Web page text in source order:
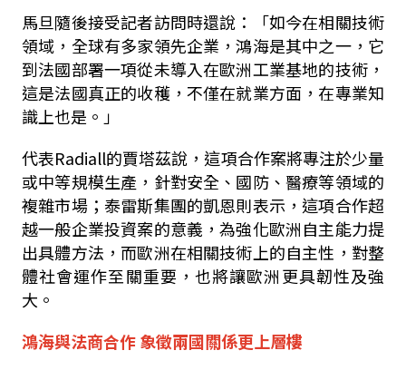
馬旦隨後接受記者訪問時還說：「如今在相關技術
領域，全球有多家領先企業，鴻海是其中之一，它
到法國部署一項從未導入在歐洲工業基地的技術，
這是法國真正的收穫，不僅在就業方面，在專業知
識上也是。」
代表Radiall的賈塔茲說，這項合作案將專注於少量
或中等規模生產，針對安全、國防、醫療等領域的
複雜市場；泰雷斯集團的凱恩則表示，這項合作超
越一般企業投資案的意義，為強化歐洲自主能力提
出具體方法，而歐洲在相關技術上的自主性，對整
體社會運作至關重要，也將讓歐洲更具韌性及強
大。
鴻海與法商合作 象徵兩國關係更上層樓